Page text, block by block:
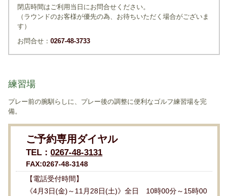
閉店時間はご利用当日にお問合せください。
（ラウンドのお客様が優先の為、お待ちいただく場合がございま
す）
お問合せ：0267-48-3733
練習場
プレー前の腕馴らしに、プレー後の調整に便利なゴルフ練習場を完
備。
ご予約専用ダイヤル
TEL：0267-48-3131
FAX:0267-48-3148
【電話受付時間】
《4月3日(金)～11月28日(土)》全日 10時00分～15時00